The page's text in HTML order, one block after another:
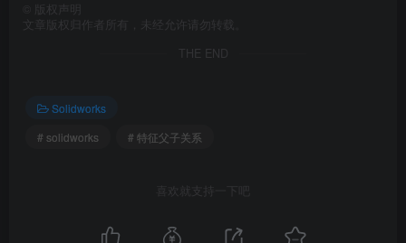
版权声明
文章版权归作者所有，未经允许请勿转载。
THE END
Solidworks
# solidworks
# 特征父子关系
喜欢就支持一下吧